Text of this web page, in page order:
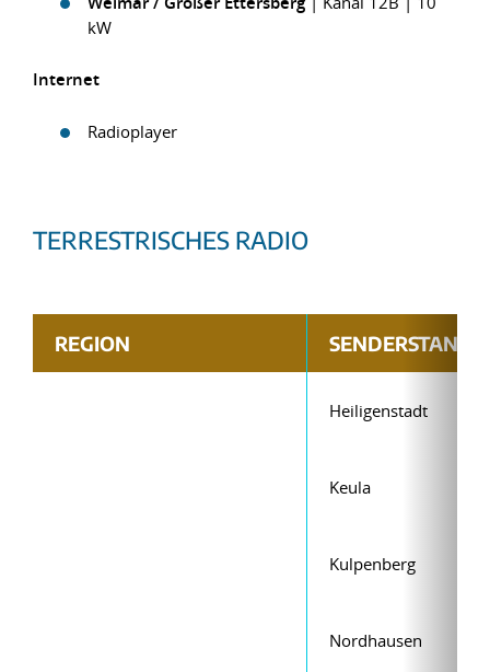
kW
Internet
Radioplayer
TERRESTRISCHES RADIO
REGION
Heiligenstadt
Keula
Kulpenberg
Nordhausen